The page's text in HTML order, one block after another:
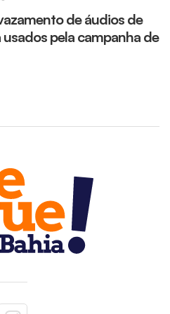
de áudios de
usados pela campanha de